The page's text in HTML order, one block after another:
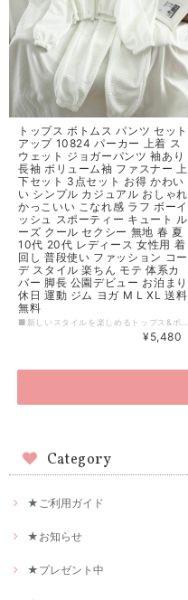
トップス ボトムス パンツ セット
アップ 10824 パーカー 上着 ス
ウェット ジョガーパンツ 袖あり
長袖 ボリューム袖 ファスナー 上
下セット 3点セット お得 かわい
い シンプル カジュアル おしゃれ
かっこいい こなれ感 ラフ ボーイ
ッシュ スポーティー キュート ル
ーズ クール セクシー 無地 春 夏
10代 20代 レディース 女性用 着
回し 普段使い ファッション コー
デ スタイル 楽ちん モテ 体系カ
バー 脚長 公園デビュー お泊まり
休日 運動 ジム ヨガ M L XL 送料
無料
■新しいスタイルを楽しめるトップス&ボトムスのセットアップ。パーカー、スウェット、ジョガーパンツの3点セットで、おしゃれで楽ちんなコーディネートが手軽に叶います。無地のシンプルなデザインで、カジュアルからスポーティーまで様々なスタイルにマッチします。ボリューム袖のパーカーは今季トレンドのアイテムで、フード付きで顔まわりもカバーしてくれます。身体のラインを締め付けないルーズなシルエットで、体系をカバーしたい方にもおすすめです。着回し力も抜群。あなただけの一枚に、是非お迎えください。 【カラー】 ホワイト、ブラック、グレー 【サイズ】 M パーカー 着丈：48cm バスト：126cm 肩幅：62cm 袖丈：45cm ボトムス 裾丈：90cm ウエスト：56cm 太もも：60cm ヒップ：100cm L パーカー 着丈：50cm バスト：130cm 肩幅：63cm 袖丈：46cm ボトムス 裾丈：92cm ウエスト：58cm 太もも：62cm ヒップ：104cm XL パーカー 着丈：52cm バスト：134cm 肩幅：64cm 袖丈：47cm ボトムス 裾丈：94cm ウエスト：60cm 太もも：64cm ヒップ：108cm ※1~3cmの誤差がある場合がございます。 ※※※ご購入前に以下を必ずお読みください※※※ この度は数ある中から当ショップを訪問していただきありがとうございます。 【 wintmomo 】は流行をいち早く取り入れたファッションをお値打ち価格で提供するお店です！ 毎日楽しく着ることのできるお洋服を取りそろえています。 気持ちの良い取引・商品に満足して頂きたいため、誠にご面倒をおかけしますが、以下の注意点をご覧くださいますよう、お願いいたします。 【商品・送料について】 ・お手持ちのパソコン・スマートフォン・携帯の画面により商品のお色に若干の差がございます。 ・サイズは買い付け先の生産表記です。測り方により1-3cmほど誤差がある場合がございます。 ・北海道、沖縄、離島は送料プラス2500円頂戴しております。 【納期について】 ・お取り寄せ商品のため、2-3週間程お時間頂いております。 更にお時間かかる場合もございますので、余裕をもってご注文いただきますようお願いします。 在庫切れ、生産中止の商品につきましてはキャンセルさせていただく場合がございます。 何卒ご了承くださいませ。 【返品について】 ・ご注文後のキャンセル・内容変更はお受けできません。 ・品到着後に関して、サイズ変更、カラーやイメージが違う、実寸が違う等を気にされる方のクレーム、返品、交換は一切お受けしておりません。(破れ等の初期不良は除きます) 【ご連絡について】 ・ショップご利用時にあたりご案内やお取り寄せ状況をメールにてさせていただいております。 （
¥5,480
Category
★ご利用ガイド
★お知らせ
★プレゼント中